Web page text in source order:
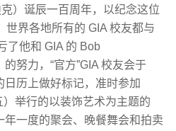
克）诞辰一百周年，以纪念这位
世界各地所有的 GIA 校友都与
他和 GIA 的 Bob
努力，“官方”GIA 校友会于
历上做好标记，准时参加
举行的以装饰艺术为主题的
年一度的聚会、晚餐舞会和拍卖